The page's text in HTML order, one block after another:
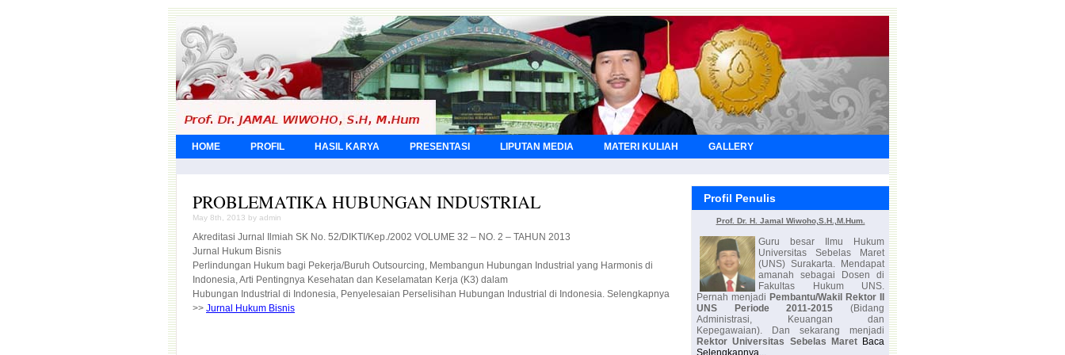
HOME PROFIL HASIL KARYA PRESENTASI LIPUTAN MEDIA MATERI KULIAH GALLERY
PROBLEMATIKA HUBUNGAN INDUSTRIAL
May 8th, 2013 by admin
Akreditasi Jurnal Ilmiah SK No. 52/DIKTI/Kep./2002 VOLUME 32 – NO. 2 – TAHUN 2013
Jurnal Hukum Bisnis
Perlindungan Hukum bagi Pekerja/Buruh Outsourcing, Membangun Hubungan Industrial yang Harmonis di
Indonesia, Arti Pentingnya Kesehatan dan Keselamatan Kerja (K3) dalam
Hubungan Industrial di Indonesia, Penyelesaian Perselisihan Hubungan Industrial di Indonesia. Selengkapnya
>> Jurnal Hukum Bisnis
Profil Penulis
Prof. Dr. H. Jamal Wiwoho,S.H.,M.Hum.
Guru besar Ilmu Hukum
Universitas Sebelas Maret
(UNS) Surakarta. Mendapat
amanah sebagai Dosen di
Fakultas Hukum UNS.
Pernah menjadi Pembantu/Wakil Rektor II
UNS Periode 2011-2015 (Bidang
Administrasi, Keuangan dan
Kepegawaian). Dan sekarang menjadi
Rektor Universitas Sebelas Maret Baca
Selengkapnya...